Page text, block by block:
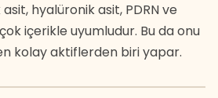
hyalüronik asit, PDRN ve
içerikle uyumludur. Bu da onu
kolay aktiflerden biri yapar.